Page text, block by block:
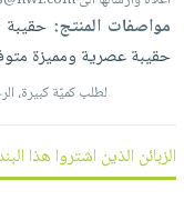
ملابس
مطرزات
حقائب
حلي
عناية
بالذات
iKitab
بلا
نيل
وفرات
سياسة
الشركة
حسابك
لائحة
الأمنيات
مواصفات المنتج: حقيبة
حقيبةعصرية ومميزة
لطلب كميّة كبيرة،
الزبائن الذين اشتروا هذا